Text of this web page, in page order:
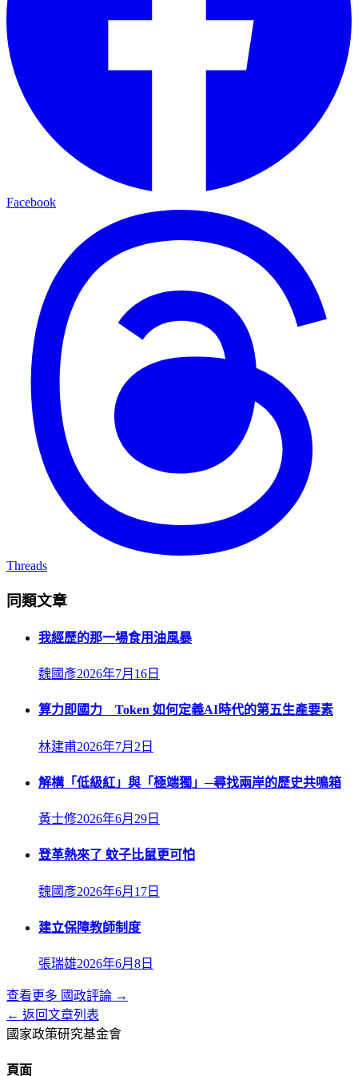
Facebook
Threads
同類文章
我經歷的那一場食用油風暴
魏國彥2026年7月16日
算力即國力 Token 如何定義AI時代的第五生產要素
林建甫2026年7月2日
解構「低級紅」與「極端獨」─尋找兩岸的歷史共鳴箱
黃士修2026年6月29日
登革熱來了 蚊子比鼠更可怕
魏國彥2026年6月17日
建立保障教師制度
張瑞雄2026年6月8日
查看更多 國政評論 →
← 返回文章列表
國家政策研究基金會
頁面